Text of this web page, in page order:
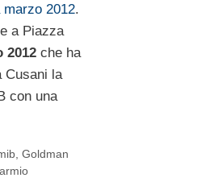
2012.
a Piazza
2012 che ha
Cusani la
con una
,Goldman